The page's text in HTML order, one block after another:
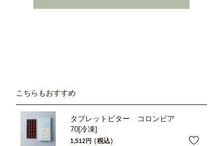
こちらもおすすめ
タブレットビター コロンビア
70[冷凍]
1,512 税込